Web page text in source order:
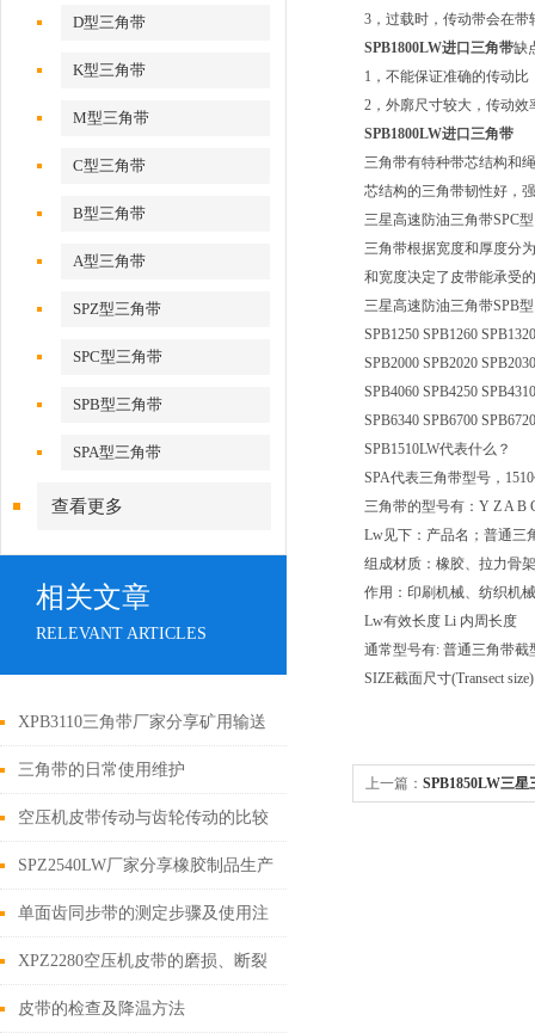
D型三角带
K型三角带
M型三角带
C型三角带
B型三角带
A型三角带
SPZ型三角带
SPC型三角带
SPB型三角带
SPA型三角带
查看更多
相关文章
RELEVANT ARTICLES
XPB3110三角带厂家分享矿用输送
带损伤的预防措施
三角带的日常使用维护
空压机皮带传动与齿轮传动的比较
SPZ2540LW厂家分享橡胶制品生产
工序过程中的防静电措施
单面齿同步带的测定步骤及使用注
意事项如下
XPZ2280空压机皮带的磨损、断裂
原因分析
皮带的检查及降温方法
3，过载时，传动带会在
SPB1800LW进口三角带缺
1，不能保证准确的传动比
2，外廓尺寸较大，传动效
SPB1800LW进口三角带
三角带有特种带芯结构和
芯结构的三角带韧性好，
三星高速防油三角带SPC
三角带根据宽度和厚度分
和宽度决定了皮带能承受
三星高速防油三角带SPB
SPB1250 SPB1260
SPB2000 SPB2020
SPB4060 SPB4250
SPB6340 SPB6700
SPB1510LW代表什么？
SPA代表三角带型号，
三角带的型号有：Y Z A B
Lw见下：产品名；普通三
组成材质：橡胶、拉力骨
作用：印刷机械、纺织机
Lw有效长度 Li 内周长度
通常型号有: 普通三角带截
SIZE截面尺寸(Transect
上一篇： SPB1850LW三星